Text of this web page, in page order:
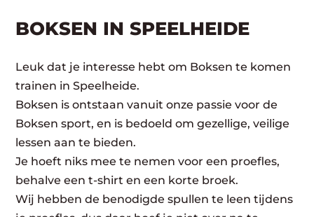
BOKSEN IN SPEELHEIDE
Leuk dat je interesse hebt om Boksen te komen
trainen in Speelheide.
Boksen is ontstaan vanuit onze passie voor de
Boksen sport, en is bedoeld om gezellige, veilige
lessen aan te bieden.
Je hoeft niks mee te nemen voor een proefles,
behalve een t-shirt en een korte broek.
Wij hebben de benodigde spullen te leen tijdens